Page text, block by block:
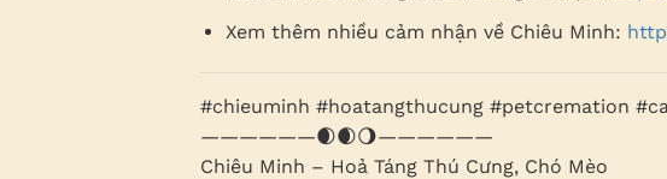
Xem thêm nhiều cảm nhận về Chiêu Minh:
#chieuminh #hoatangthucung #petcremation
——————🌒🌒🌖——————
Chiêu Minh – Hoả Táng Thú Cưng, Chó Mèo